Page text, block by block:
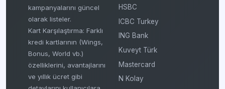
kampanyalarını güncel
olarak listeler.
Kart Karşılaştırma: Farklı
kredi kartlarının (Wings,
Bonus, World vb.)
özelliklerini, avantajlarını
ve yıllık ücret gibi
HSBC
ICBC Turkey
ING Bank
Kuveyt Türk
Mastercard
N Kolay